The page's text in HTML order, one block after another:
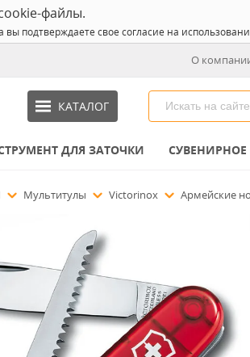
файлы.
подтверждаете свое согласие на
О
КАТАЛОГ
ДЛЯ ЗАТОЧКИ
Мультитулы Victorinox Армейские